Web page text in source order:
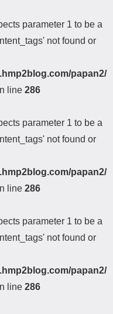
parameter 1 to be a
not found or
papan2/
line 286
parameter 1 to be a
not found or
papan2/
line 286
parameter 1 to be a
not found or
papan2/
line 286